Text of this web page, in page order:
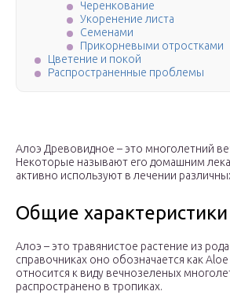
Черенкование
Укоренение листа
Семенами
Прикорневыми отростками
Цветение и покой
Распространенные проблемы
Алоэ Древовидное – это многолетний
Некоторые называют его домашним
активно используют в лечении
Общие характеристики
Алоэ – это травянистое растение из
справочниках оно обозначается как
относится к виду вечнозеленых
распространено в тропиках.